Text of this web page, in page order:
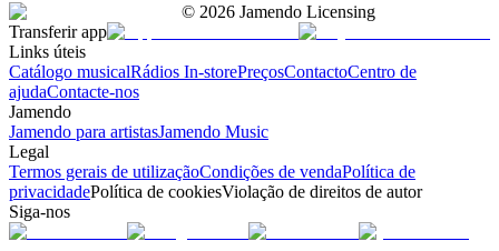
© 2026 Jamendo Licensing
Transferir app
Links úteis
Catálogo musicalRádios In-storePreçosContactoCentro de
ajudaContacte-nos
Jamendo
Jamendo para artistasJamendo Music
Legal
Termos gerais de utilizaçãoCondições de vendaPolítica de
privacidadePolítica de cookiesViolação de direitos de autor
Siga-nos